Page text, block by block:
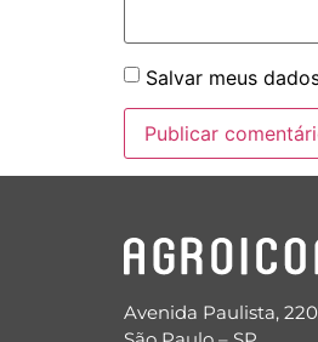
Salvar meus
Avenida Paulista,